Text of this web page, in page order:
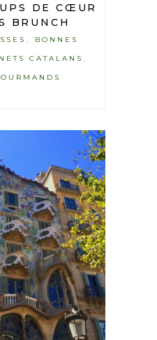
DE CŒUR
BRUNCH
BONNES
CATALANS